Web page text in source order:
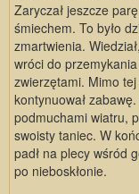
Zaryczał jeszcze
śmiechem. To było
zmartwienia.
wróci do
zwierzętami. Mimo
kontynuował
podmuchami wiatru,
swoisty taniec. W
padł na plecy wśród
po nieboskłonie.